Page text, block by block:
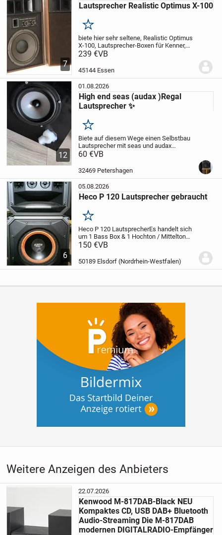
7
Lautsprecher Realistic Optimus X-100
Merken
biete hier sehr seltene, Realistic Optimus
X-100, Lautsprecher-Boxen für Kenner,
Liebhaber und Sammler zum Kauf
Nußbaumfunier
X-100- Radio Shack...
239 €VB
45144 Essen
12
01.08.2026
High end seas (audax )Regal
Lautsprecher ✨
Merken
Biete auf diesem Wege einen Selbstbau
Lautsprecher mit seas und audax
Bestückung an.
sinusamplitude bei Magnetfeld Aufbau
beim eintauchen der...
60 €VB
32469 Petershagen
6
05.08.2026
Heco P 120 Lautsprecher gebraucht
Merken
Heco P 120 LautsprecherEs handelt sich
um 1 Bass Box & 1 Hochton / Mittelton
BoxDer Bass und der Anschluss zum
Verkauf daher keine Garantie &
Abholung...
150 €VB
50189 Elsdorf (Nordrhein-Westfalen)
Weitere Anzeigen des Anbieters
22.07.2026
Kenwood M-817DAB-Black NEU
Kompaktes CD, USB DAB+ Bluetooth
Audio-Streaming Die M-817DAB
modernen DIGITALRADIO-Empfänger